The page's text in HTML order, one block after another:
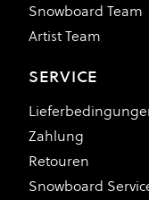
Snowboard Team
Artist Team
SERVICE
Zahlung
Retouren
Snowboard